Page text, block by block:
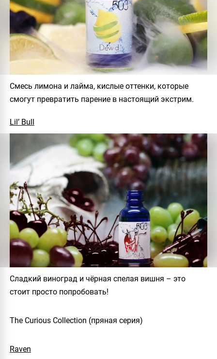
Смесь лимона и лайма, кислые оттенки, которые
смогут превратить парение в настоящий экстрим.
Lil’ Bull
Сладкий виноград и чёрная спелая вишня – это
стоит просто попробовать!
The Curious Collection (пряная серия)
Raven